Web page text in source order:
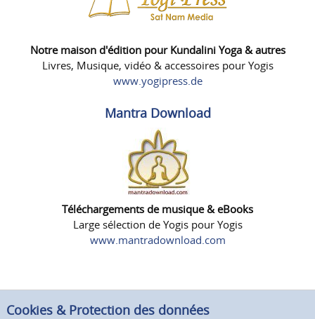
Notre maison d'édition pour Kundalini Yoga & autres
Livres, Musique, vidéo & accessoires pour Yogis
www.yogipress.de
Mantra Download
Téléchargements de musique & eBooks
Large sélection de Yogis pour Yogis
www.mantradownload.com
Cookies & Protection des données